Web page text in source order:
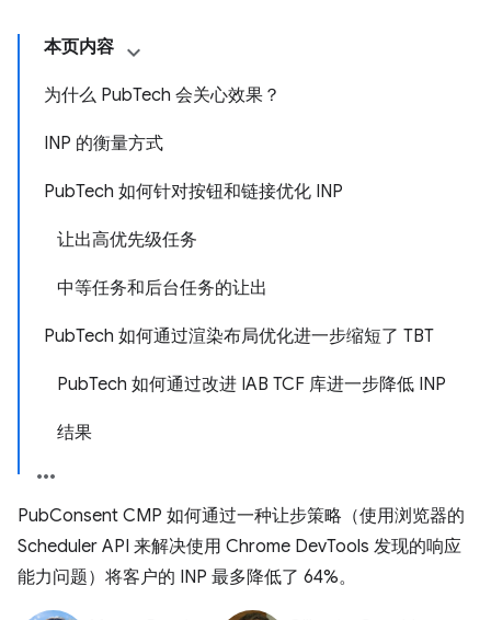
本页内容
为什么 PubTech 会关心效果？
INP 的衡量方式
PubTech 如何针对按钮和链接优化 INP
让出高优先级任务
中等任务和后台任务的让出
PubTech 如何通过渲染布局优化进一步缩短了 TBT
PubTech 如何通过改进 IAB TCF 库进一步降低 INP
结果
PubConsent CMP 如何通过一种让步策略（使用浏览器的
Scheduler API 来解决使用 Chrome DevTools 发现的响应
能力问题）将客户的 INP 最多降低了 64%。